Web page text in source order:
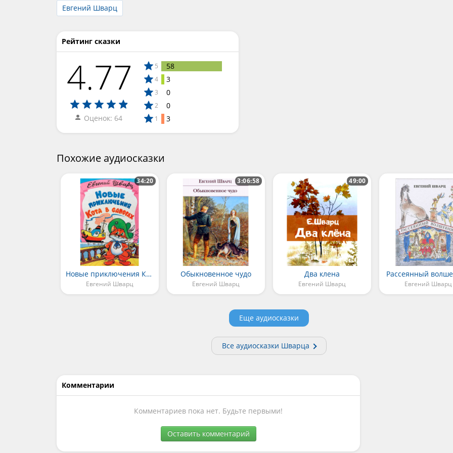
Евгений Шварц
Рейтинг сказки
4.77
Оценок: 64
5 58
4 3
3 0
2 0
1 3
Похожие аудиосказки
Новые приключения Кота в сапогах
Евгений Шварц
34:20
Обыкновенное чудо
Евгений Шварц
3:06:58
Два клена
Евгений Шварц
49:00
Рассеянный
Евгений Шварц
Еще аудиосказки
Все аудиосказки Шварца
Комментарии
Комментариев пока нет. Будьте первыми!
Оставить комментарий